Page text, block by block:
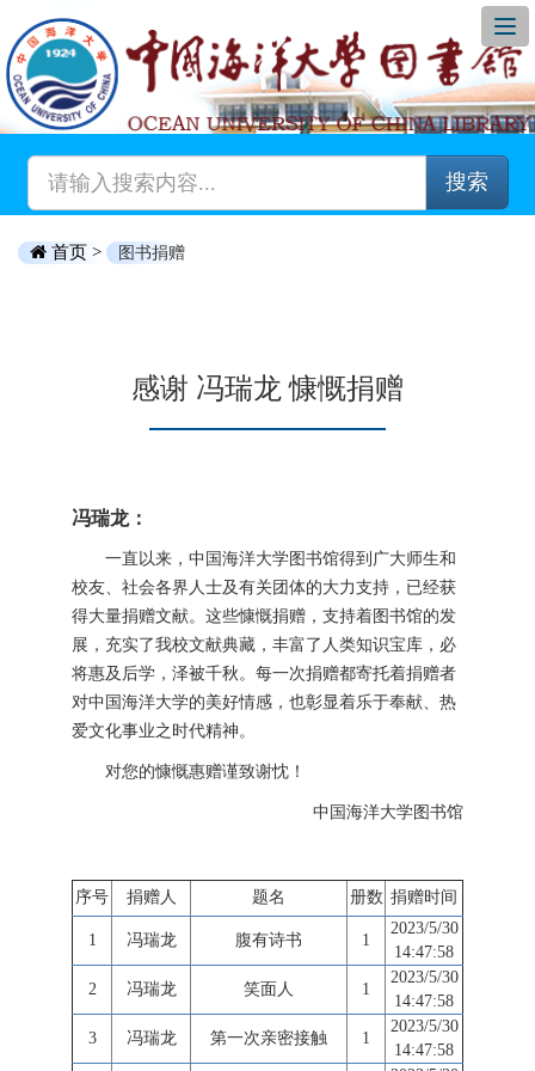
搜索
首页 > 图书捐赠
感谢 冯瑞龙 慷慨捐赠
冯瑞龙：
一直以来，中国海洋大学图书馆得到广大师生和
校友、社会各界人士及有关团体的大力支持，已经获
得大量捐赠文献。这些慷慨捐赠，支持着图书馆的发
展，充实了我校文献典藏，丰富了人类知识宝库，必
将惠及后学，泽被千秋。每一次捐赠都寄托着捐赠者
对中国海洋大学的美好情感，也彰显着乐于奉献、热
爱文化事业之时代精神。
对您的慷慨惠赠谨致谢忱！
中国海洋大学图书馆
序号 捐赠人 题名 册数 捐赠时间
1 冯瑞龙 腹有诗书 1
2023/5/30
14:47:58
2 冯瑞龙 笑面人 1
2023/5/30
14:47:58
3 冯瑞龙 第一次亲密接触 1
2023/5/30
14:47:58